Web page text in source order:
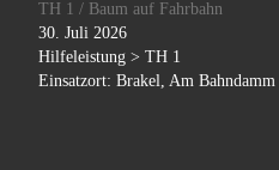
TH 1 / Baum auf Fahrbahn
30. Juli 2026
Hilfeleistung > TH 1
Einsatzort: Brakel, Am Bahndamm